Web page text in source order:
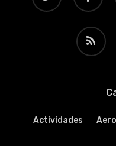
RSS
Actividades